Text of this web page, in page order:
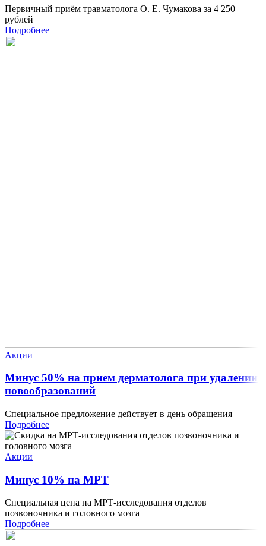
Первичный приём травматолога О. Е. Чумакова за 4 250
рублей
Подробнее
Акции
Минус 50% на прием дерматолога при удалении
новообразований
Специальное предложение действует в день обращения
Подробнее
Акции
Минус 10% на МРТ
Специальная цена на МРТ-исследования отделов
позвоночника и головного мозга
Подробнее